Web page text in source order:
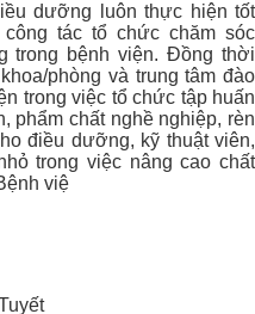
dưỡng luôn thực hiện tốt
tác tổ chức chăm sóc
trong bệnh viện. Đồng thời
phòng và trung tâm đào
trong việc tổ chức tập huấn
phẩm chất nghề nghiệp, rèn
điều dưỡng, kỹ thuật viên,
trong việc nâng cao chất
việ